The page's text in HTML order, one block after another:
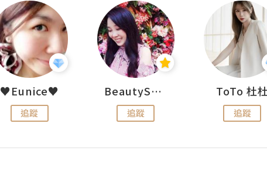
♥Eunice♥
追蹤
BeautySearch
追蹤
ToTo 杜
追蹤